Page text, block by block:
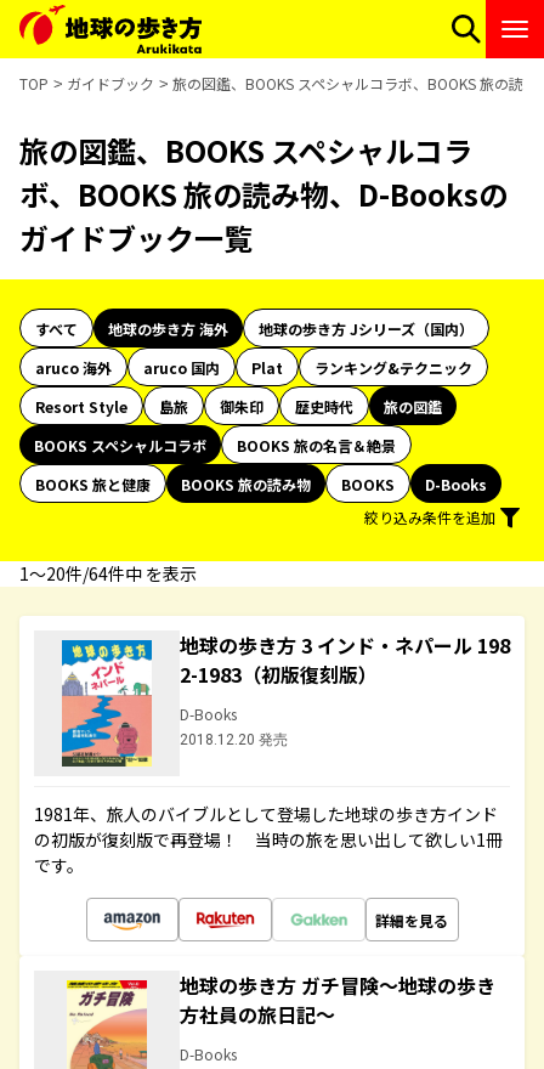
TOP ガイドブック 旅の図鑑、BOOKS スペシャルコラボ、BOOKS 旅の読
旅の図鑑、BOOKS スペシャルコラ
ボ、BOOKS 旅の読み物、D-Booksの
ガイドブック一覧
すべて 地球の歩き方 海外
地球の歩き方 Jシリーズ（国内）
aruco 海外
aruco 国内 Plat
ランキング&テクニック
Resort Style
島旅 御朱印 歴史時代
旅の図鑑
BOOKS スペシャルコラボ
BOOKS 旅の名言＆絶景
BOOKS 旅と健康
BOOKS 旅の読み物 BOOKS
D-Books
絞り込み条件を追加
1〜20件/64件中 を表示
地球の歩き方 3 インド・ネパール 198
2-1983（初版復刻版）
D-Books
2018.12.20 発売
1981年、旅人のバイブルとして登場した地球の歩き方インド
の初版が復刻版で再登場！ 当時の旅を思い出して欲しい1冊
です。
詳細を見る
地球の歩き方 ガチ冒険～地球の歩き
方社員の旅日記～
D-Books